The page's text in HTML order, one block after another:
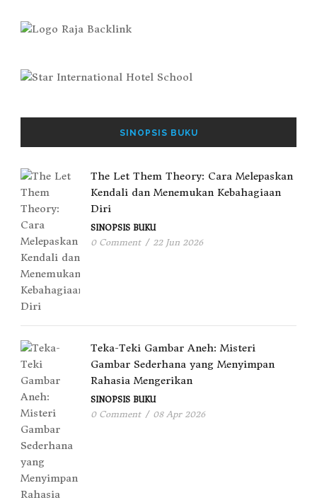
SINOPSIS BUKU
The Let Them Theory: Cara Melepaskan
Kendali dan Menemukan Kebahagiaan
Diri
SINOPSIS BUKU
0 Comment / 22 Jun 2026
Teka-Teki Gambar Aneh: Misteri
Gambar Sederhana yang Menyimpan
Rahasia Mengerikan
SINOPSIS BUKU
0 Comment / 08 Apr 2026